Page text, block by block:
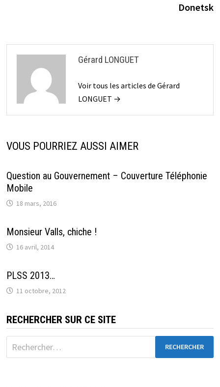
Donetsk
Gérard LONGUET
Voir tous les articles de Gérard
LONGUET →
VOUS POURRIEZ AUSSI AIMER
Question au Gouvernement – Couverture Téléphonie
Mobile
18 mars, 2016
Monsieur Valls, chiche !
16 avril, 2014
PLSS 2013…
11 octobre, 2012
RECHERCHER SUR CE SITE
Rechercher :